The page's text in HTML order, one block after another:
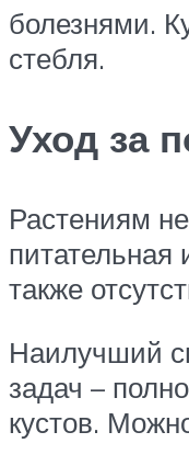
болезнями.
стебля.
Уход за
Растениям
питательная
также
Наилучший
задач –
кустов.